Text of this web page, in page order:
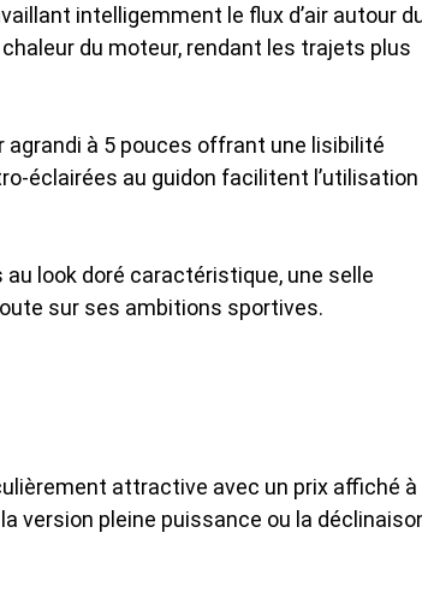
intelligemment le flux d’air autour
du moteur, rendant les trajets plus
agrandi à 5 pouces offrant une lisibilité
éclairées au guidon facilitent l’utilisation
look doré caractéristique, une selle
sur ses ambitions sportives.
attractive avec un prix affiché à
version pleine puissance ou la